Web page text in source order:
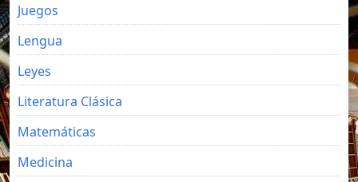
Juegos
Lengua
Leyes
Literatura Clásica
Matemáticas
Medicina